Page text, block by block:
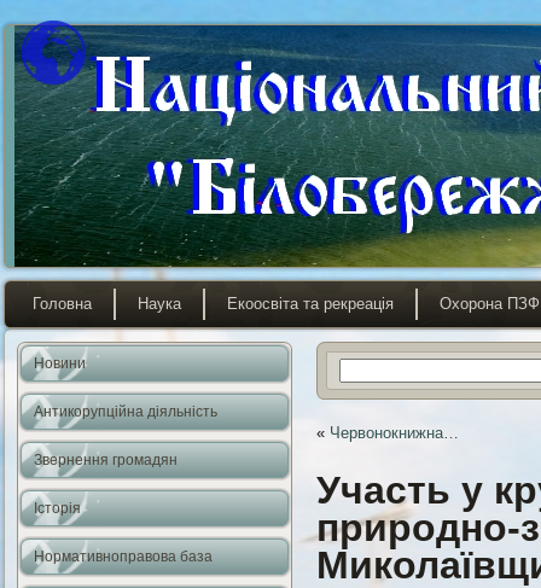
Головна Наука Екоосвіта та рекреація Охорона ПЗФ
Новини
Антикорупційна діяльність
Звернення громадян
Історія
Нормативноправова база
« Червонокнижна…
Участь у
природно-